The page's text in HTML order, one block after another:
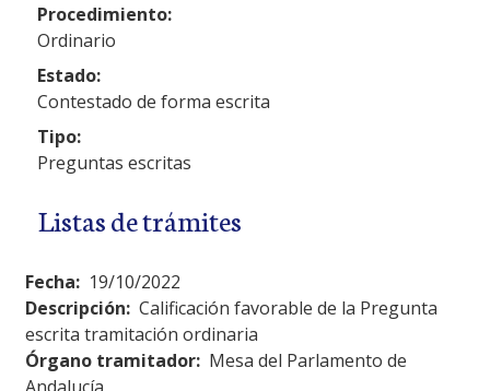
Procedimiento:
Ordinario
Estado:
Contestado de forma escrita
Tipo:
Preguntas escritas
Listas de trámites
Fecha: 19/10/2022
Descripción: Calificación favorable de la Pregunta
escrita tramitación ordinaria
Órgano tramitador: Mesa del Parlamento de